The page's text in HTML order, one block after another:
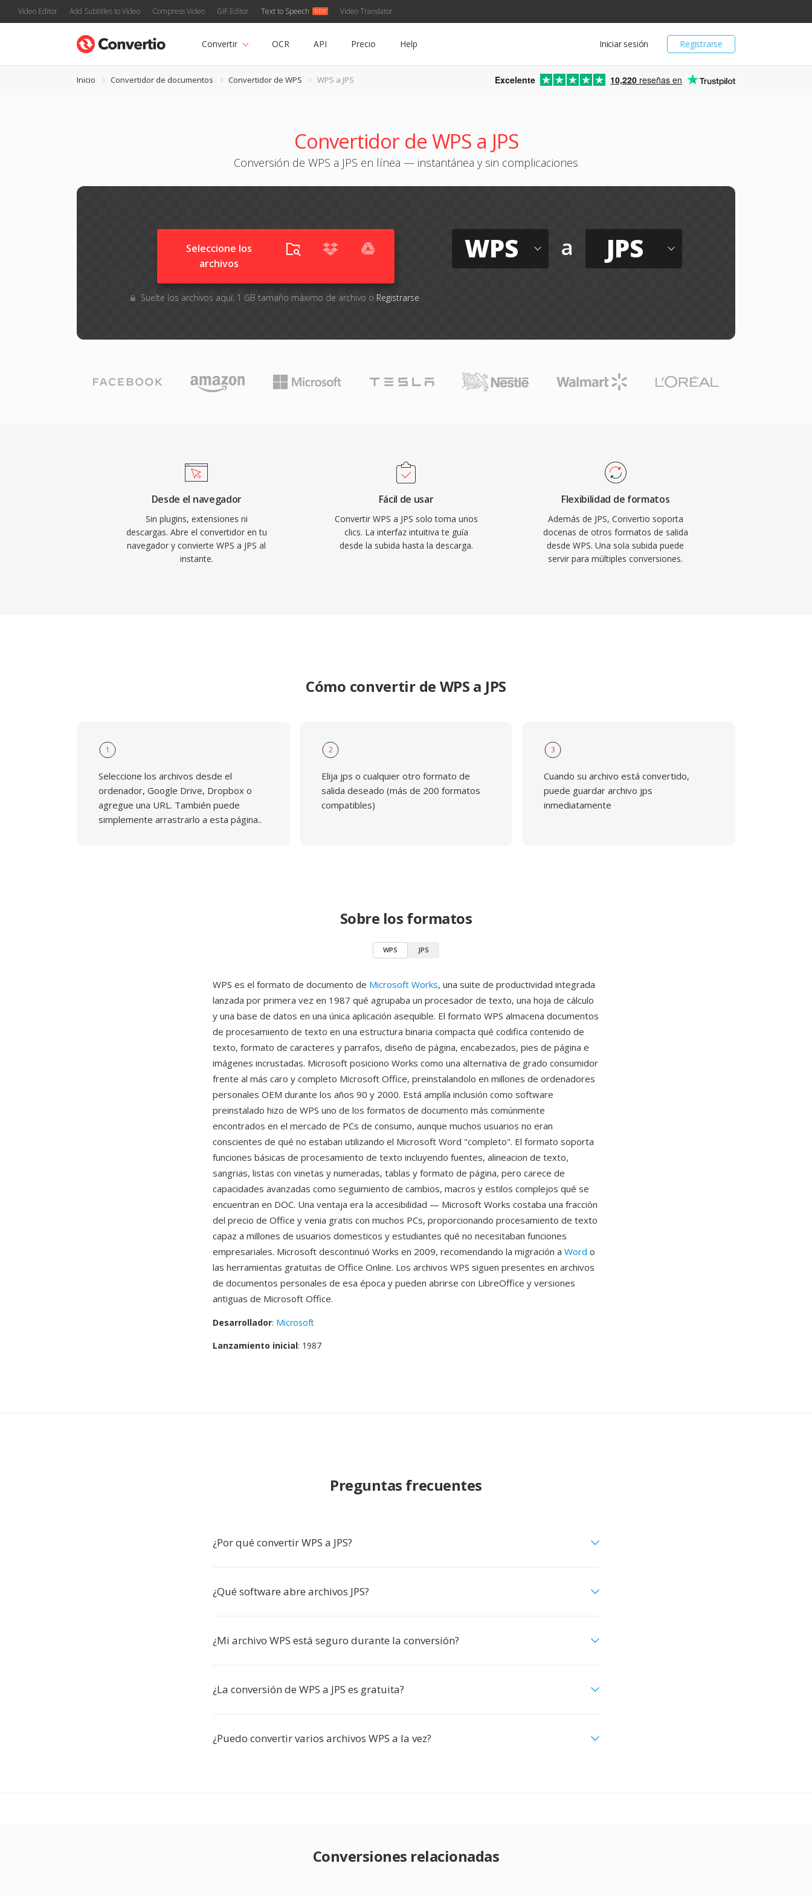
Video Editor Add Subtitles to Video Compress Video GIF Editor Text to Speech Video Translator
Registrarse
Iniciar sesión
Convertir OCR API Precio Help
Inicio Convertidor de documentos Convertidor de WPS WPS a JPS Excelente 10,220 reseñas en
Convertidor de WPS a JPS
Conversión de WPS a JPS en línea — instantánea y sin complicaciones
Seleccione los
archivos
Suelte los archivos aquí. 1 GB tamaño máximo de archivo o Registrarse
WPS a JPS
Desde el navegador
Sin plugins, extensiones ni
descargas. Abre el convertidor en tu
navegador y convierte WPS a JPS al
instante.
Fácil de usar
Convertir WPS a JPS solo toma unos
clics. La interfaz intuitiva te guía
desde la subida hasta la descarga.
Flexibilidad de formatos
Además de JPS, Convertio soporta
docenas de otros formatos de salida
desde WPS. Una sola subida puede
servir para múltiples conversiones.
Cómo convertir de WPS a JPS
1
Seleccione los archivos desde el
ordenador, Google Drive, Dropbox o
agregue una URL. También puede
simplemente arrastrarlo a esta página..
2
Elija jps o cualquier otro formato de
salida deseado (más de 200 formatos
compatibles)
3
Cuando su archivo está convertido,
puede guardar archivo jps
inmediatamente
Sobre los formatos
WPS JPS
WPS es el formato de documento de Microsoft Works, una suite de productividad integrada
lanzada por primera vez en 1987 qué agrupaba un procesador de texto, una hoja de cálculo
y una base de datos en una única aplicación asequible. El formato WPS almacena documentos
de procesamiento de texto en una estructura binaria compacta qué codifica contenido de
texto, formato de caracteres y parrafos, diseño de página, encabezados, pies de página e
imágenes incrustadas. Microsoft posiciono Works como una alternativa de grado consumidor
frente al más caro y completo Microsoft Office, preinstalandolo en millones de ordenadores
personales OEM durante los años 90 y 2000. Está amplía inclusión como software
preinstalado hizo de WPS uno de los formatos de documento más comúnmente
encontrados en el mercado de PCs de consumo, aunque muchos usuarios no eran
conscientes de qué no estaban utilizando el Microsoft Word "completo". El formato soporta
funciones básicas de procesamiento de texto incluyendo fuentes, alineacion de texto,
sangrias, listas con vinetas y numeradas, tablas y formato de página, pero carece de
capacidades avanzadas como seguimiento de cambios, macros y estilos complejos qué se
encuentran en DOC. Una ventaja era la accesibilidad — Microsoft Works costaba una fracción
del precio de Office y venia gratis con muchos PCs, proporcionando procesamiento de texto
capaz a millones de usuarios domesticos y estudiantes qué no necesitaban funciones
empresariales. Microsoft descontinuó Works en 2009, recomendando la migración a Word o
las herramientas gratuitas de Office Online. Los archivos WPS siguen presentes en archivos
de documentos personales de esa época y pueden abrirse con LibreOffice y versiones
antiguas de Microsoft Office.
Desarrollador: Microsoft
Lanzamiento inicial: 1987
Preguntas frecuentes
¿Por qué convertir WPS a JPS?
¿Qué software abre archivos JPS?
¿Mi archivo WPS está seguro durante la conversión?
¿La conversión de WPS a JPS es gratuita?
¿Puedo convertir varios archivos WPS a la vez?
Conversiones relacionadas